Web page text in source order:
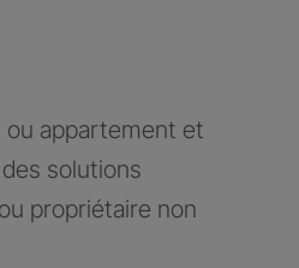
ou appartement et
solutions
propriétaire non